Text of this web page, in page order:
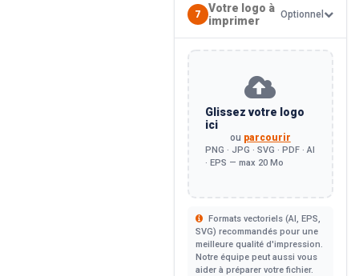
7
Votre logo à
imprimer
Optionnel
Glissez votre logo
ici
ou parcourir
PNG · JPG · SVG · PDF · AI
· EPS — max 20 Mo
Formats vectoriels (AI, EPS,
SVG) recommandés pour une
meilleure qualité d'impression.
Notre équipe peut aussi vous
aider à préparer votre fichier.